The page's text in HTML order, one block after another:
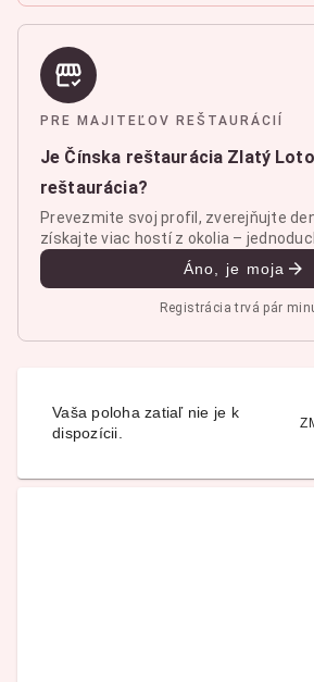
PRE MAJITEĽOV REŠTAURÁCIÍ
Je Čínska reštaurácia Zlatý
reštaurácia?
Prevezmite svoj profil, zverejňujte
získajte viac hostí z okolia –
Áno, je moja
Registrácia trvá pár
Vaša poloha zatiaľ nie je k
dispozícii.